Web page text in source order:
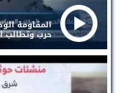
المقاومة
حرب وتطالب